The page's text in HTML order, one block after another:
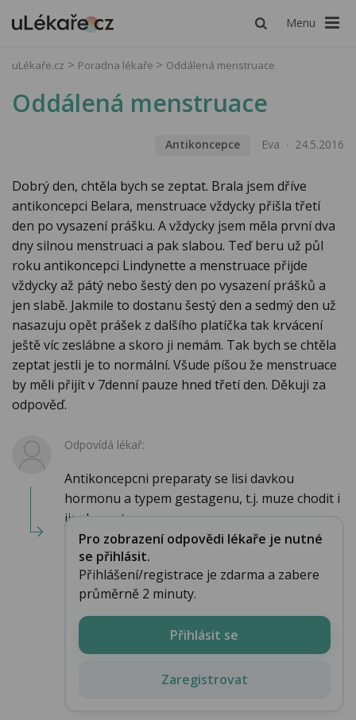
Menu
uLékaře.cz Poradna lékaře Oddálená menstruace
Oddálená menstruace
Antikoncepce Eva 24.5.2016
Dobrý den, chtěla bych se zeptat. Brala jsem dříve
antikoncepci Belara, menstruace vždycky přišla třetí
den po vysazení prášku. A vždycky jsem měla první dva
dny silnou menstruaci a pak slabou. Teď beru už půl
roku antikoncepci Lindynette a menstruace přijde
vždycky až pátý nebo šestý den po vysazení prášků a
jen slabě. Jakmile to dostanu šestý den a sedmý den už
nasazuju opět prášek z dalšího platíčka tak krvácení
ještě víc zeslábne a skoro ji nemám. Tak bych se chtěla
zeptat jestli je to normální. Všude píšou že menstruace
by měli přijít v 7denní pauze hned třetí den. Děkuji za
odpověď.
Odpovídá lékař:
Antikoncepcni preparaty se lisi davkou
hormonu a typem gestagenu, t.j. muze chodit i
jinak mestruace...
Pro zobrazení odpovědi lékaře je nutné
se přihlásit.
Přihlášení/registrace je zdarma a zabere
průměrně 2 minuty.
Přihlásit se
Zaregistrovat